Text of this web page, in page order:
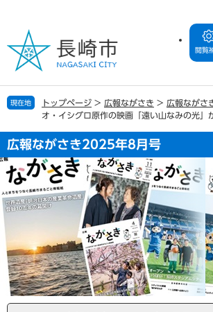
の
で
す
ー
ば
し
本
文
閲覧
現在地 トップページ > 広報ながさき > 広報ながさ
オ・イシグロ原作の映画「遠い山なみの光」
広報ながさき2025年8月号